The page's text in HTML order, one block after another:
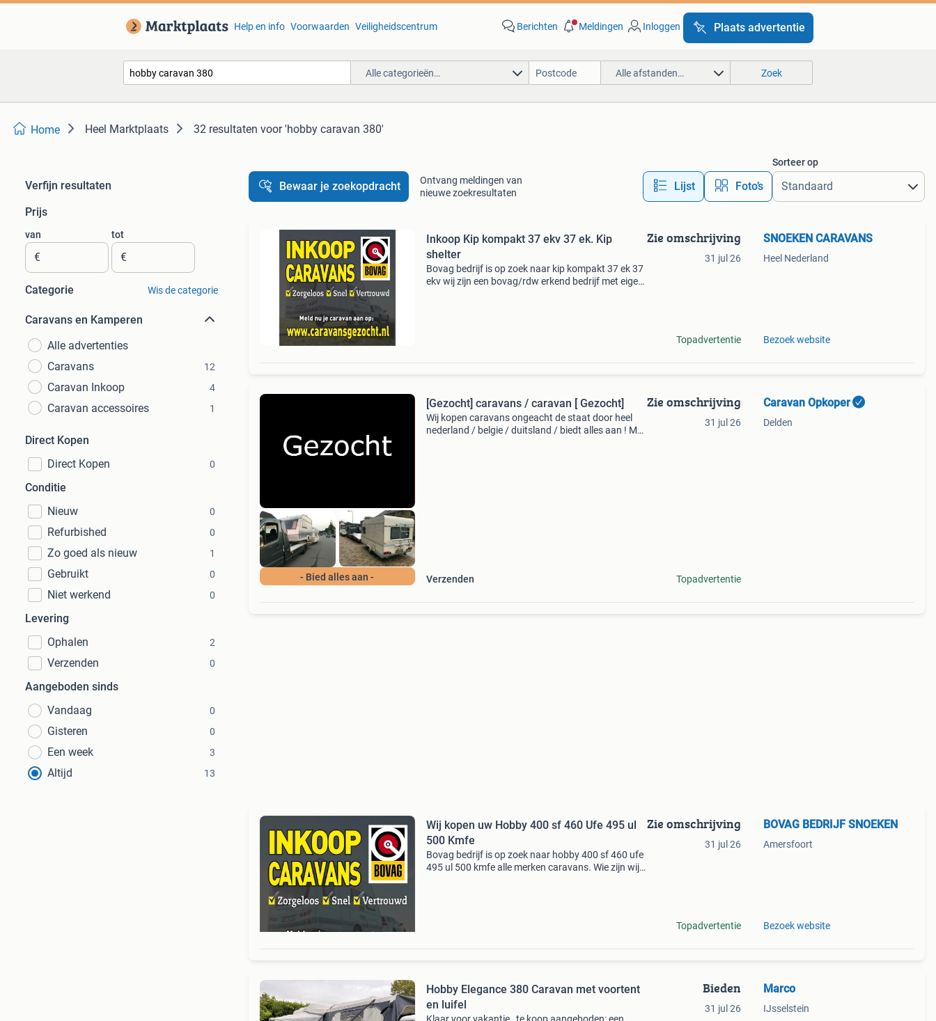
Help en info Voorwaarden Veiligheidscentrum Berichten Meldingen Inloggen Plaats advertentie
Alle categorieën… Alle afstanden… Zoek
Home Heel Marktplaats 32 resultaten voor 'hobby caravan 380'
Verfijn resultaten
Prijs
van
€
tot
€
Categorie Wis de categorie
Caravans en Kamperen
Alle advertenties
Caravans
12
Caravan Inkoop 4
Caravan accessoires 1
Direct Kopen
Direct Kopen
0
Conditie
Nieuw
0
Refurbished 0
Zo goed als nieuw 1
Gebruikt 0
Niet werkend 0
Levering
Ophalen
2
Verzenden 0
Aangeboden sinds
Vandaag
0
Gisteren 0
Een week 3
Altijd 13
Bewaar je zoekopdracht
Ontvang meldingen van
nieuwe zoekresultaten
Lijst Foto’s
Sorteer op
Inkoop Kip kompakt 37 ekv 37 ek. Kip
shelter
Bovag bedrijf is op zoek naar kip kompakt 37 ek 37
ekv wij zijn een bovag/rdw erkend bedrijf met eigen
Zie omschrijving
31 jul 26
Topadvertentie
SNOEKEN CARAVANS
Heel Nederland
Bezoek website
- Bied alles aan -
[Gezocht] caravans / caravan [ Gezocht]
Wij kopen caravans ongeacht de staat door heel
nederland / belgie / duitsland / biedt alles aan ! Met
Verzenden
Zie omschrijving
31 jul 26
Topadvertentie
Caravan Opkoper
Delden
Wij kopen uw Hobby 400 sf 460 Ufe 495 ul
500 Kmfe
Bovag bedrijf is op zoek naar hobby 400 sf 460 ufe
495 ul 500 kmfe alle merken caravans. Wie zijn wij
Zie omschrijving
31 jul 26
Topadvertentie
BOVAG BEDRIJF SNOEKEN
Amersfoort
Bezoek website
Hobby Elegance 380 Caravan met voortent
en luifel
Bieden
31 jul 26
Marco
IJsselstein